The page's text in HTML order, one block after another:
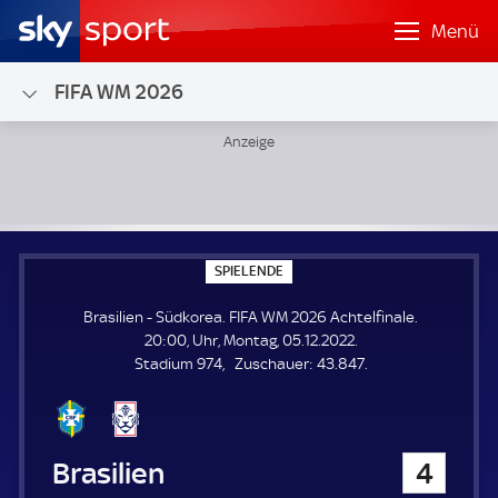
Menü
FIFA WM 2026
SPIELENDE
P
E
L
E
N
Brasilien - Südkorea. FIFA WM 2026 Achtelfinale.
20:00, Uhr, Montag, 05.12.2022.
Stadium 974
Zuschauer: Z
43.847.
Brasilien 4